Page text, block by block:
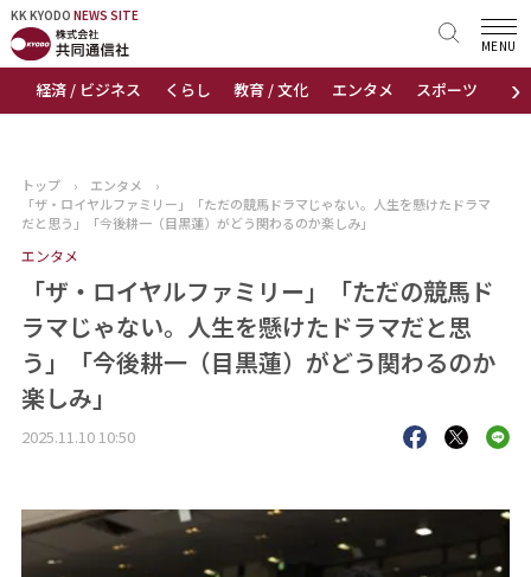
KK KYODO NEWS SITE
›
経済 / ビジネス くらし 教育 / 文化 エンタメ スポーツ 地域
MENU
KK KYODONEWS SITE
トップページ
ニュース
おすすめコンテンツ
出版物
会社概要
トップ › エンタメ
›
「ザ・ロイヤルファミリー」「ただの競馬ドラマじゃない。人生を懸けたドラマ
だと思う」「今後耕一（目黒蓮）がどう関わるのか楽しみ」
エンタメ
「ザ・ロイヤルファミリー」「ただの競馬ド
ラマじゃない。人生を懸けたドラマだと思
う」「今後耕一（目黒蓮）がどう関わるのか
楽しみ」
2025.11.10 10:50